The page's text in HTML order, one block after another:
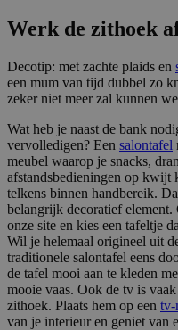
Werk de zithoek
Decotip: met zachte plaids en
een mum van tijd dubbel zo
zeker niet meer zal kunnen
Wat heb je naast de bank
vervolledigen? Een salontafel
meubel waarop je snacks,
afstandsbedieningen op kwijt
telkens binnen handbereik.
belangrijk decoratief
onze site en kies een tafeltje
Wil je helemaal origineel uit
traditionele salontafel eens
de tafel mooi aan te kleden
mooie vaas. Ook de tv is
zithoek. Plaats hem op een tv-
van je interieur en geniet van